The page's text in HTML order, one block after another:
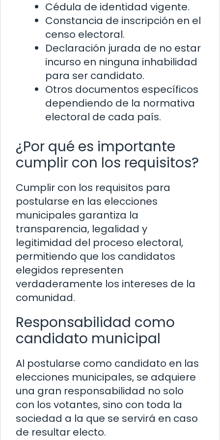
Cédula de identidad vigente.
Constancia de inscripción en el
censo electoral.
Declaración jurada de no estar
incurso en ninguna inhabilidad
para ser candidato.
Otros documentos específicos
dependiendo de la normativa
electoral de cada país.
¿Por qué es importante
cumplir con los requisitos?
Cumplir con los requisitos para
postularse en las elecciones
municipales garantiza la
transparencia, legalidad y
legitimidad del proceso electoral,
permitiendo que los candidatos
elegidos representen
verdaderamente los intereses de la
comunidad.
Responsabilidad como
candidato municipal
Al postularse como candidato en las
elecciones municipales, se adquiere
una gran responsabilidad no solo
con los votantes, sino con toda la
sociedad a la que se servirá en caso
de resultar electo.